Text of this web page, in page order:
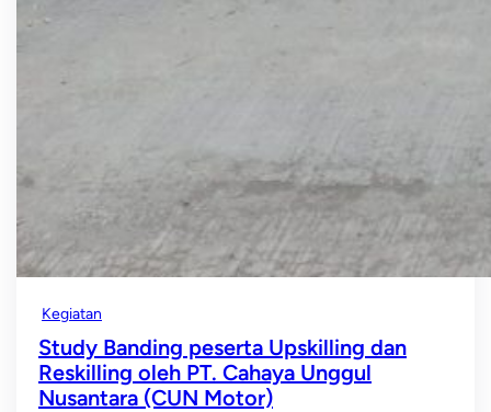
Kegiatan
Study Banding peserta Upskilling dan
Reskilling oleh PT. Cahaya Unggul
Nusantara (CUN Motor)